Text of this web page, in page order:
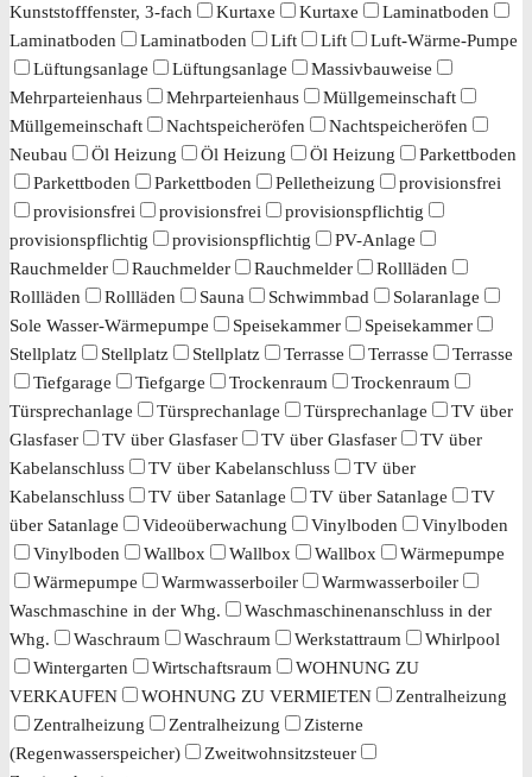
Kunststofffenster, 3-fach
Kurtaxe Kurtaxe
Laminatboden
Laminatboden
Laminatboden Lift Lift
Luft-Wärme-Pumpe
Lüftungsanlage
Lüftungsanlage
Massivbauweise
Mehrparteienhaus
Mehrparteienhaus
Müllgemeinschaft
Müllgemeinschaft
Nachtspeicheröfen
Nachtspeicheröfen
Neubau
Öl Heizung Öl Heizung Öl Heizung
Parkettboden
Parkettboden
Parkettboden Pelletheizung
provisionsfrei
provisionsfrei
provisionsfrei
provisionspflichtig
provisionspflichtig
provisionspflichtig
PV-Anlage
Rauchmelder
Rauchmelder Rauchmelder
Rollläden
Rollläden
Rollläden Sauna Schwimmbad
Solaranlage
Sole Wasser-Wärmepumpe
Speisekammer
Speisekammer
Stellplatz
Stellplatz Stellplatz Terrasse Terrasse
Terrasse
Tiefgarage
Tiefgarge Trockenraum
Trockenraum
Türsprechanlage
Türsprechanlage Türsprechanlage
TV über
Glasfaser
TV über Glasfaser TV über Glasfaser
TV über
Kabelanschluss
TV über Kabelanschluss
TV über
Kabelanschluss
TV über Satanlage TV über Satanlage
TV
über Satanlage
Videoüberwachung Vinylboden
Vinylboden
Vinylboden
Wallbox Wallbox Wallbox
Wärmepumpe
Wärmepumpe
Warmwasserboiler
Warmwasserboiler
Waschmaschine in der Whg.
Waschmaschinenanschluss in der
Whg.
Waschraum Waschraum Werkstattraum
Whirlpool
Wintergarten
Wirtschaftsraum
WOHNUNG ZU
VERKAUFEN
WOHNUNG ZU VERMIETEN
Zentralheizung
Zentralheizung
Zentralheizung
Zisterne
(Regenwasserspeicher)
Zweitwohnsitzsteuer